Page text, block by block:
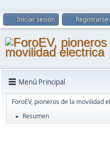
Iniciar sesión Registrarse
Menú Principal
ForoEV, pioneros de la movilidad
► Resumen